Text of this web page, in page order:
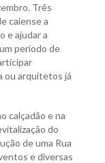
Três
caiense a
e ajudar a
período de
ou arquitetos já
calçadão e na
do
de uma Rua
e diversas